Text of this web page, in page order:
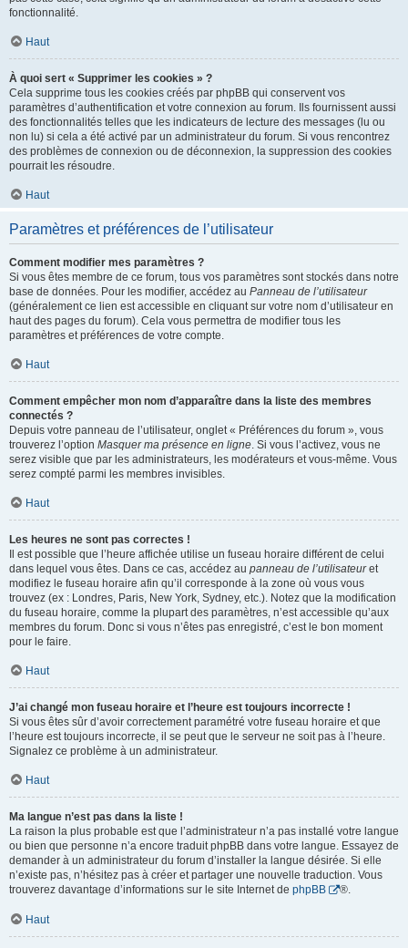
fonctionnalité.
Haut
À quoi sert « Supprimer les cookies » ?
Cela supprime tous les cookies créés par phpBB qui conservent vos
paramètres d’authentification et votre connexion au forum. Ils fournissent aussi
des fonctionnalités telles que les indicateurs de lecture des messages (lu ou
non lu) si cela a été activé par un administrateur du forum. Si vous rencontrez
des problèmes de connexion ou de déconnexion, la suppression des cookies
pourrait les résoudre.
Haut
Paramètres et préférences de l’utilisateur
Comment modifier mes paramètres ?
Si vous êtes membre de ce forum, tous vos paramètres sont stockés dans notre
base de données. Pour les modifier, accédez au Panneau de l’utilisateur
(généralement ce lien est accessible en cliquant sur votre nom d’utilisateur en
haut des pages du forum). Cela vous permettra de modifier tous les
paramètres et préférences de votre compte.
Haut
Comment empêcher mon nom d’apparaître dans la liste des membres
connectés ?
Depuis votre panneau de l’utilisateur, onglet « Préférences du forum », vous
trouverez l’option Masquer ma présence en ligne. Si vous l’activez, vous ne
serez visible que par les administrateurs, les modérateurs et vous-même. Vous
serez compté parmi les membres invisibles.
Haut
Les heures ne sont pas correctes !
Il est possible que l’heure affichée utilise un fuseau horaire différent de celui
dans lequel vous êtes. Dans ce cas, accédez au panneau de l’utilisateuret
modifiez le fuseau horaire afin qu’il corresponde à la zone où vous vous
trouvez (ex : Londres, Paris, New York, Sydney, etc.). Notez que la modification
du fuseau horaire, comme la plupart des paramètres, n’est accessible qu’aux
membres du forum. Donc si vous n’êtes pas enregistré, c’est le bon moment
pour le faire.
Haut
J’ai changé mon fuseau horaire et l’heure est toujours incorrecte !
Si vous êtes sûr d’avoir correctement paramétré votre fuseau horaire et que
l’heure est toujours incorrecte, il se peut que le serveur ne soit pas à l’heure.
Signalez ce problème à un administrateur.
Haut
Ma langue n’est pas dans la liste !
La raison la plus probable est que l’administrateur n’a pas installé votre langue
ou bien que personne n’a encore traduit phpBB dans votre langue. Essayez de
demander à un administrateur du forum d’installer la langue désirée. Si elle
n’existe pas, n’hésitez pas à créer et partager une nouvelle traduction. Vous
trouverez davantage d’informations sur le site Internet de phpBB ®.
Haut